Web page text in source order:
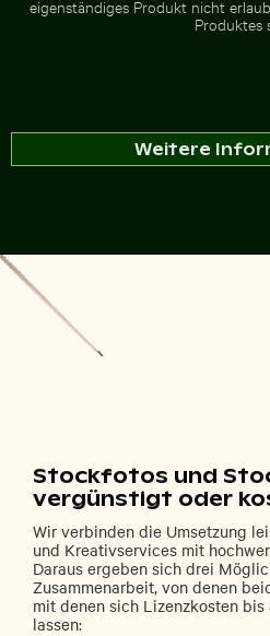
eigenständiges Produkt nicht
Produktes
Weitere
Stockfotos und
vergünstigt oder
Wir verbinden die Umsetzung
und Kreativservices mit
Daraus ergeben sich drei
Zusammenarbeit, von denen
mit denen sich Lizenzkosten
lassen: